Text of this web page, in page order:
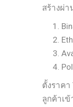
สร้างผ่า
ตั้งราค
ลูกค้าเ